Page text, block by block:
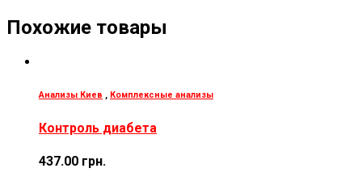
Похожие товары
Анализы Киев , Комплексные анализы
Контроль диабета
437.00 грн.